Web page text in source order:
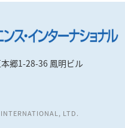
郷1-28-36 鳳明ビル
LTD.